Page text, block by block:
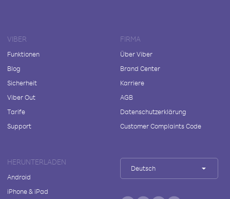
VIBER
Funktionen
Blog
Sicherheit
Viber Out
Tarife
Support
FIRMA
Über Viber
Brand Center
Karriere
AGB
Datenschutzerklärung
Customer Complaints Code
HERUNTERLADEN
Android
iPhone & iPad
Deutsch